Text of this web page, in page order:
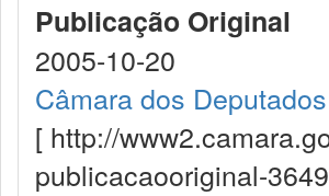
Publicação Original
2005-10-20
Câmara dos Deputados
[ http://
publicacaooriginal-